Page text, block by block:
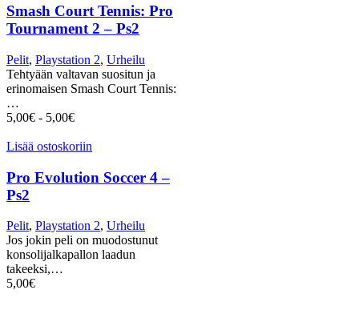
Smash Court Tennis: Pro
Tournament 2 – Ps2
Pelit, Playstation 2, Urheilu
Tehtyään valtavan suositun ja
erinomaisen Smash Court Tennis:
…
5,00€ - 5,00€
Lisää ostoskoriin
Pro Evolution Soccer 4 –
Ps2
Pelit, Playstation 2, Urheilu
Jos jokin peli on muodostunut
konsolijalkapallon laadun
takeeksi,…
5,00€